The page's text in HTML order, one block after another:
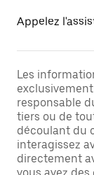
Appelez
Les
responsable
tiers ou de
découlant du
interagissez
directement